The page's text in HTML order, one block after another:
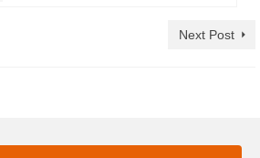
Next Post